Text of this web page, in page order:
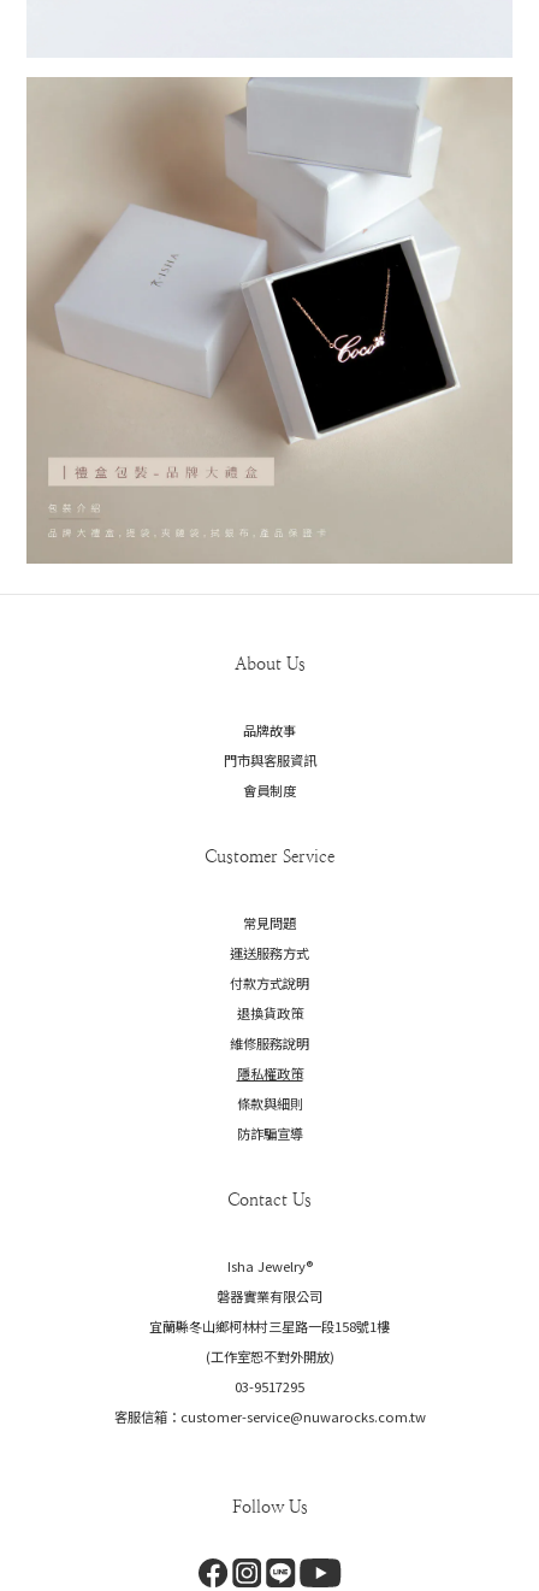
About Us
品牌故事
門市與客服資訊
會員制度
Customer Service
常見問題
運送服務方式
付款方式說明
退換貨政策
維修服務說明
隱私權政策
條款與細則
防詐騙宣導
Contact Us
Isha Jewelry®️
磐器實業有限公司
宜蘭縣冬山鄉柯林村三星路一段158號1樓
(工作室恕不對外開放)
03-9517295
客服信箱：customer-service@nuwarocks.com.tw
Follow Us